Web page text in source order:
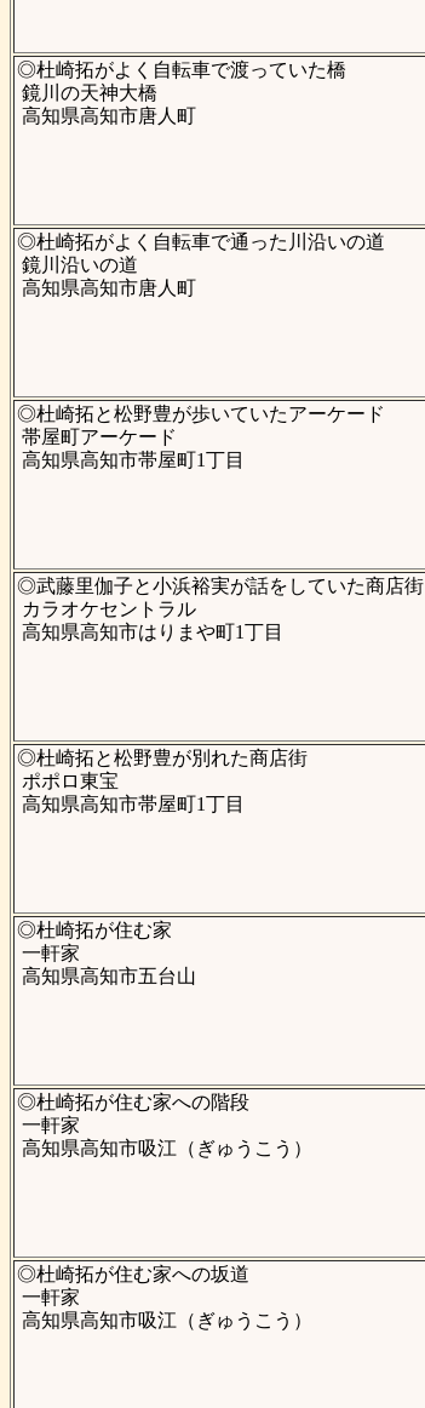
◎杜崎拓がよく自転車で渡っていた橋
鏡川の天神大橋
高知県高知市唐人町
◎杜崎拓がよく自転車で通った川沿いの道
鏡川沿いの道
高知県高知市唐人町
◎杜崎拓と松野豊が歩いていたアーケード
帯屋町アーケード
高知県高知市帯屋町1丁目
◎武藤里伽子と小浜裕実が話をしていた商店街
カラオケセントラル
高知県高知市はりまや町1丁目
◎杜崎拓と松野豊が別れた商店街
ポポロ東宝
高知県高知市帯屋町1丁目
◎杜崎拓が住む家
一軒家
高知県高知市五台山
◎杜崎拓が住む家への階段
一軒家
高知県高知市吸江（ぎゅうこう）
◎杜崎拓が住む家への坂道
一軒家
高知県高知市吸江（ぎゅうこう）